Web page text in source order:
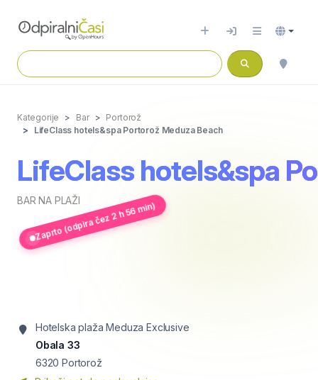
Kategorije Bar
Portorož
LifeClass hotels&spa Portorož Meduza Beach
LifeClass hotels&spa
BAR NA PLAŽI
Zaprto (odpira čez 2 h 56 min)
Hotelska plaža Meduza Exclusive
Obala 33
6320 Portorož